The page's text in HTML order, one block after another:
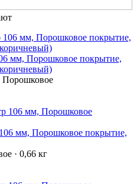
мм, Порошковое покрытие,
Порошковое
мм, Порошковое покрытие,
· 0,66 кг